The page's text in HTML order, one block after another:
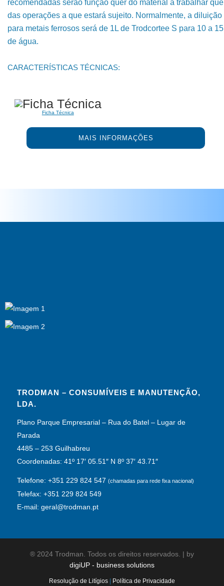
recomendadas serão função quer do material a trabalhar
das operações a que estará sujeito. Normalmente, a diluição
para metais ferrosos será de 1L de Trodcortee S para 10 a
de água.
CARACTERÍSTICAS TÉCNICAS:
Ficha Técnica
MAIS INFORMAÇÕES
TRODMAN – CONSUMÍVEIS E MANUTENÇÃO,
LDA.
Plano Parque Empresarial – Rua do Batel – Lugar de
Parada
4485 – 253 Guilhabreu
Coordenadas: 41º 17′ 05.51″ N 8º 37′ 43.71″
Telefone: +351 229 824 547(chamadas para rede fixa nacional)
Telefax: +351 229 824 549
E-mail: geral@trodman.pt
® 2024 Trodman. Todos os direitos reservados. | by
digiUP - business solutions
Resolução de Litígios Política de Privacidade